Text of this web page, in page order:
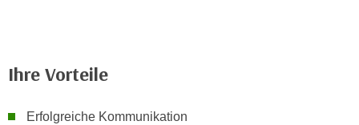
Ihre Vorteile
Erfolgreiche Kommunikation
f
U